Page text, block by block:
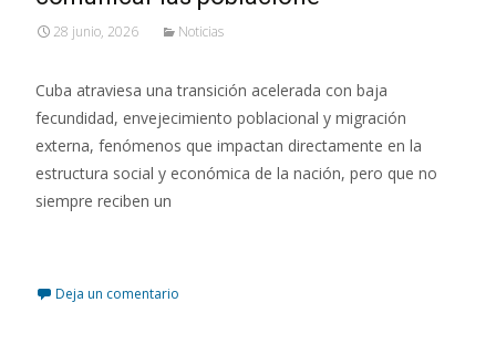
28 junio, 2026 Noticias
Cuba atraviesa una transición acelerada con baja
fecundidad, envejecimiento poblacional y migración
externa, fenómenos que impactan directamente en la
estructura social y económica de la nación, pero que no
siempre reciben un
Deja un comentario